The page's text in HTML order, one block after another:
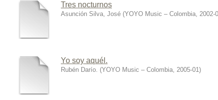
Tres nocturnos
Asunción Silva, José (YOYO Music – Colombia, 2002-
Yo soy aquél.
Rubén Darío. (YOYO Music – Colombia, 2005-01)